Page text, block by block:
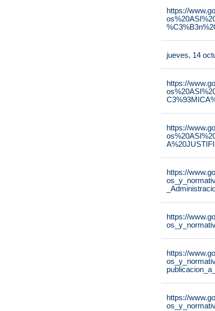
https://
jueves, 14
https://
https://
https://
https://
https://
https://